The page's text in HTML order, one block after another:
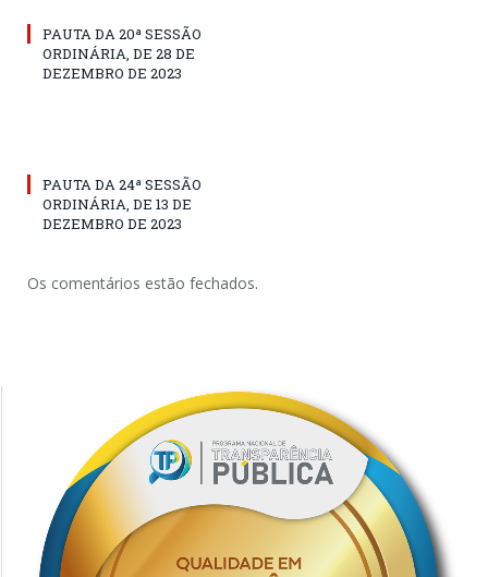
PAUTA DA 20ª SESSÃO
ORDINÁRIA, DE 28 DE
DEZEMBRO DE 2023
PAUTA DA 24ª SESSÃO
ORDINÁRIA, DE 13 DE
DEZEMBRO DE 2023
Os comentários estão fechados.